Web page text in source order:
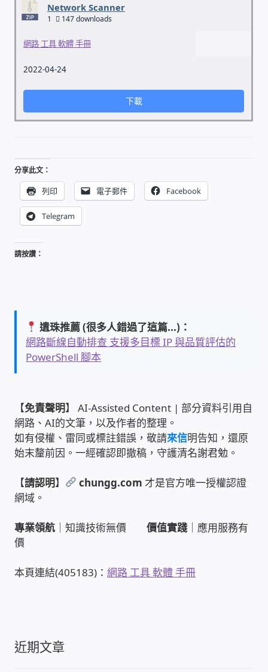
公益贊助、社會貢獻
聯盟合作包商
家庭水電修繕
窗簾 窗飾 丈量安裝
電腦維護合約
電腦租賃方案
捷元電腦 NUC迷你電腦 伺服器
USB隨插即用視訊攝影機
電腦 工具 軟體 手冊
網路規劃架設
NAS到府安裝服務
DAS 直連式附加存儲
出租套房出租 網路維護管理 房東免煩惱
Network Scanner
1 147 downloads
網路 工具 軟體 手冊
2022-04-24
下載
分享此文：
列印 電子郵件 Facebook
Telegram
請按讚：
遺珠推薦 (很多人錯過了這篇...)：
網路斷線自動排查 支援多目標 IP 與品質評估的
PowerShell 腳本
【免責聲明】 AI-Assisted Content | 部分資料引用自
網路、AI的文筆，以及作者的整理。
如有侵權、雷同或標註錯誤，敬請來信明告知，還原
始末釐前因。一經確認即撤稿，守護清名謝君勉。
【請認明】 chungg.com 才是官方唯一授權認證
網域。
專業領航 ｜知識技術無價價值實踐 ｜應用服務有
價
本頁連結(405183)：網路 工具 軟體 手冊
近期文章